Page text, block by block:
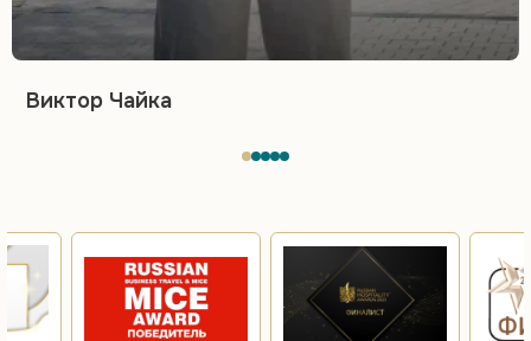
Виктор Чайка